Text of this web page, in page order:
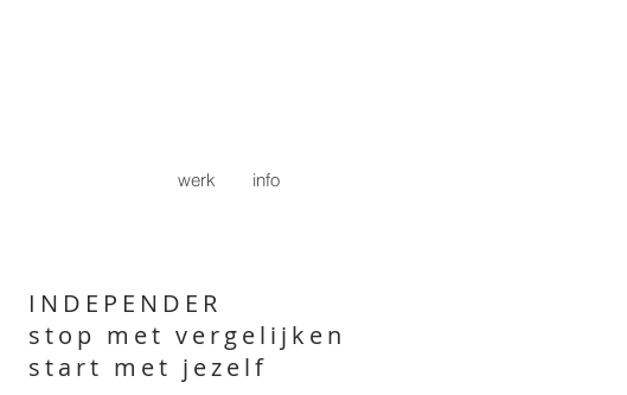
werk info
INDEPENDER
stop met vergelijken
start met jezelf